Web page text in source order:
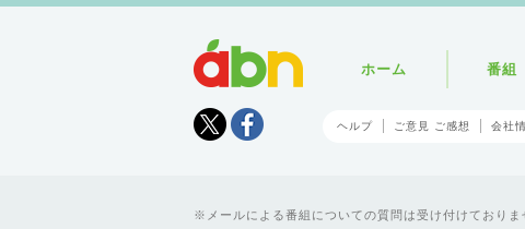
Tweet
ホーム 番組
ヘルプ ご意見 ご感想 会社
メールによる番組についての質問は受け付けており